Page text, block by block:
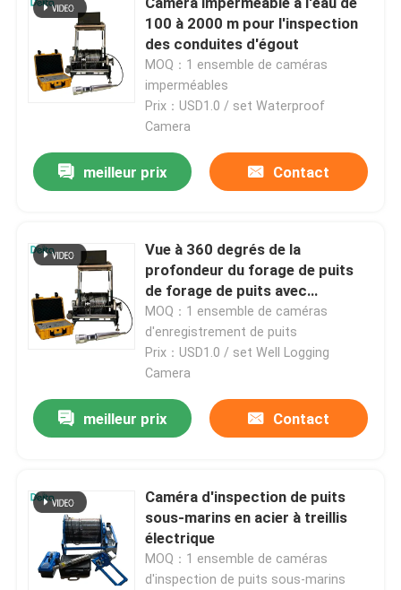
100 à 2000 m pour l'inspection
des conduites d'égout
MOQ：1 ensemble de caméras
imperméables
Prix：USD1.0 / set Waterproof
Camera
meilleur prix Contact
Vue à 360 degrés de la
profondeur du forage de puits
de forage de puits avec
compteur de profondeur
MOQ：1 ensemble de caméras
d'enregistrement de puits
Prix：USD1.0 / set Well Logging
Camera
meilleur prix Contact
Caméra d'inspection de puits
sous-marins en acier à treillis
électrique
MOQ：1 ensemble de caméras
d'inspection de puits sous-marins